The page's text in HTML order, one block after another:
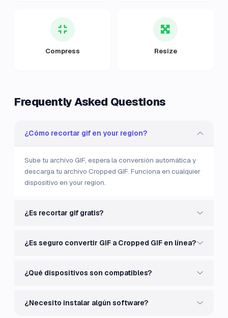
Compress Resize
Frequently Asked Questions
¿Cómo recortar gif en your region?
Sube tu archivo GIF, espera la conversión automática y
descarga tu archivo Cropped GIF. Funciona en cualquier
dispositivo en your region.
¿Es recortar gif gratis?
¿Es seguro convertir GIF a Cropped GIF en línea?
¿Qué dispositivos son compatibles?
¿Necesito instalar algún software?